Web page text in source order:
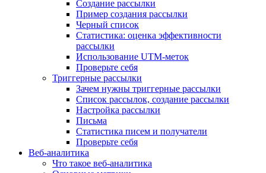
Создание рассылки
Пример создания рассылки
Черный список
Статистика: оценка эффективности
рассылки
Использование UTM-меток
Проверьте себя
Триггерные рассылки
Зачем нужны триггерные рассылки
Список рассылок, создание рассылки
Настройка рассылки
Письма
Статистика писем и получатели
Проверьте себя
Веб-аналитика
Что такое веб-аналитика